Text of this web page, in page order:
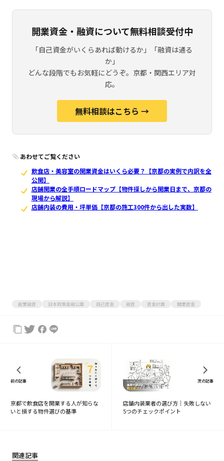
開業資金・融資について無料相談受付中
「自己資金がいくらあれば動けるか」「融資は通る
か」
どんな段階でもお気軽にどうぞ。京都・関西エリア対
応。
無料相談はこちら →
あわせてご覧ください
飲食店・美容室の開業資金はいくら必要？【京都の実例で内訳を全
公開】
店舗開業の全手順ロードマップ【物件探しから開業日まで、京都の
現場から解説】
店舗内装の費用・坪単価【京都の施工300件から出した実数】
創業融資 日本政策金融公庫 自己資金 融資 資金計画 開業資金
前の記事
京都で飲食店を開業する人が知らな
いと損する物件選びの基準
次の記事
店舗内装業者の選び方｜失敗しない
5つのチェックポイント
関連記事